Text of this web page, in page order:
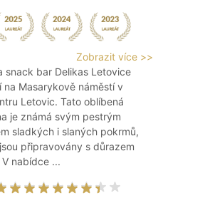
Zobrazit více >>
snack bar Delikas Letovice
na Masarykově náměstí v
Letovic. Tato oblíbená
je známá svým pestrým
sladkých i slaných pokrmů,
připravovány s důrazem
nabídce ...